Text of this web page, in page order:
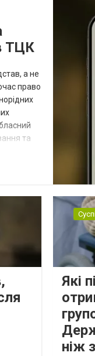
ТЦК
а не
право
та
— окремі
Які
ніж